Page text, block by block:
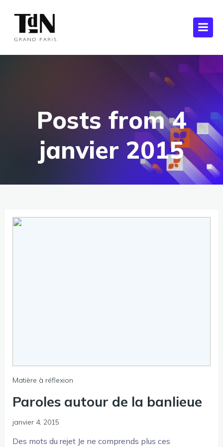
Posts from 4
janvier 2015
Matière à réflexion
Paroles autour de la banlieue
janvier 4, 2015
Des mots du rejet Je ne comprends plus ces